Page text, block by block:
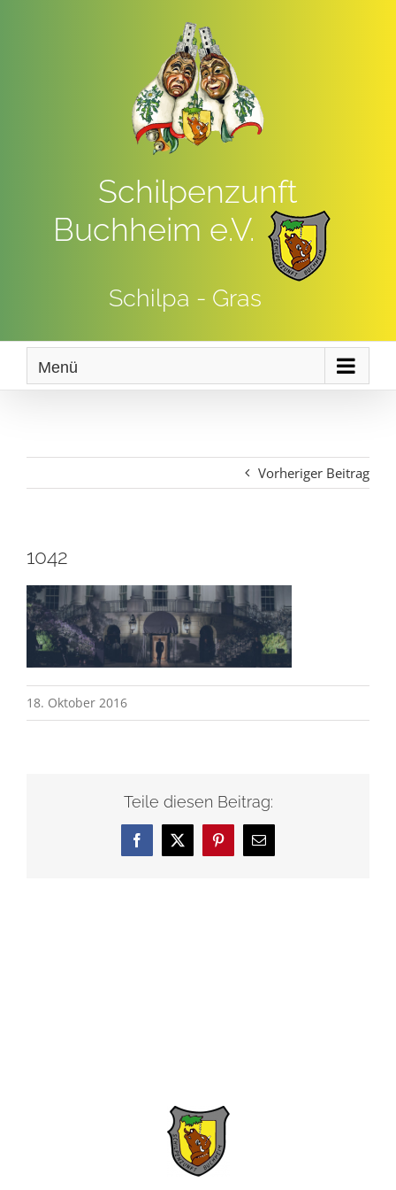
Schilpenzunft
Buchheim e.V.
Schilpa - Gras
Menü
Vorheriger Beitrag
1042
18. Oktober 2016
Teile diesen Beitrag:
Facebook
X Pinterest
E-
Mail